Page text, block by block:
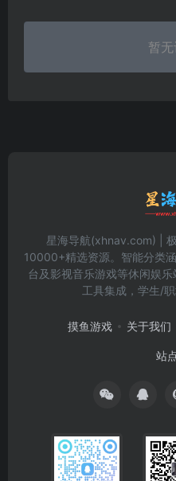
暂
星海导航(xhnav.com) |
10000+精选资源。智能分类
台及影视音乐游戏等休闲娱
工具集成，学生/职
摸鱼游戏 关于我们
站